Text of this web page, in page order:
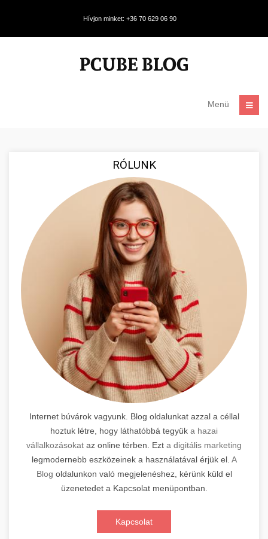
Hívjon minket: +36 70 629 06 90
Menü
RÓLUNK
Internet búvárok vagyunk. Blog oldalunkat azzal a céllal
hoztuk létre, hogy láthatóbbá tegyük a hazai
vállalkozásokat az online térben. Ezt a digitális marketing
legmodernebb eszközeinek a használatával érjük el. A
Blog oldalunkon való megjelenéshez, kérünk küld el
üzenetedet a Kapcsolat menüpontban.
Kapcsolat